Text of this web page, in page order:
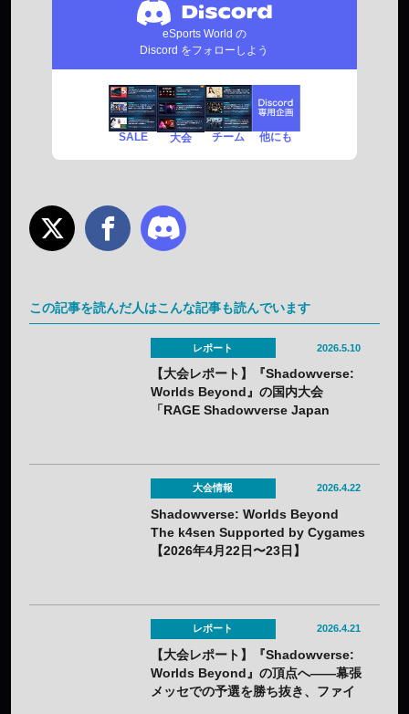
eSports World の
Discord をフォローしよう
SALE 大会 チーム 他にも
この記事を読んだ人はこんな記事も読んでいます
レポート 2026.5.10
【大会レポート】『Shadowverse:
Worlds Beyond』の国内大会
「RAGE Shadowverse Japan
大会情報 2026.4.22
Shadowverse: Worlds Beyond
The k4sen Supported by Cygames
【2026年4月22日〜23日】
レポート 2026.4.21
【大会レポート】『Shadowverse:
Worlds Beyond』の頂点へ——幕張
メッセでの予選を勝ち抜き、ファイ